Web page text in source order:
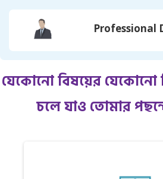
Professional
যেকোনো বিষয়ের যেকোনো
চলে যাও তোমার